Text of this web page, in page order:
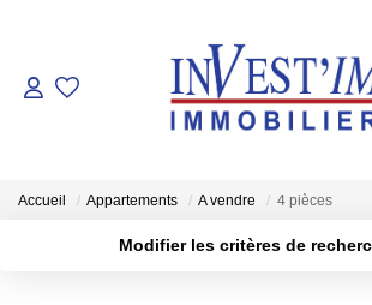
ACHETER
LOUER
Accueil Appartements A vendre 4 pièces
Modifier les critères de